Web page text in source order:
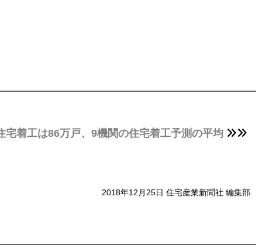
宅着工は86万戸、9機関の住宅着工予測の平均
2018年12月25日 住宅産業新聞社 編集部